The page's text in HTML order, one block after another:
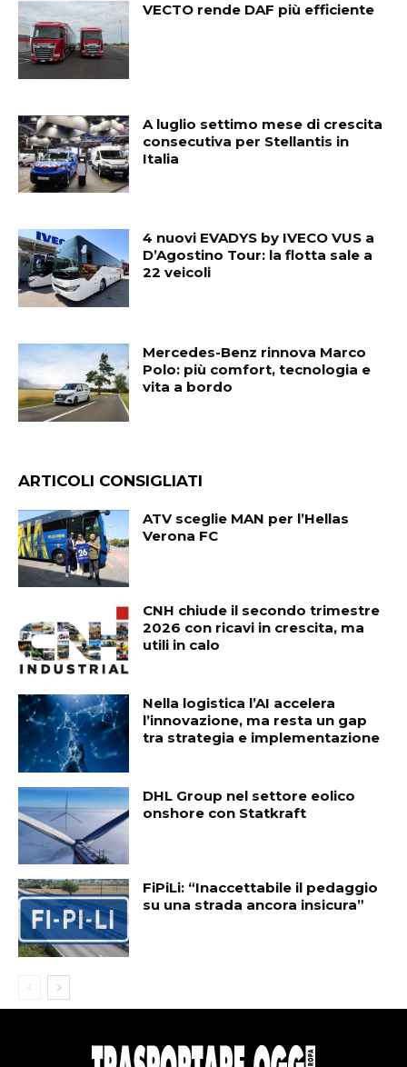
VECTO rende DAF più efficiente
A luglio settimo mese di crescita
consecutiva per Stellantis in
Italia
4 nuovi EVADYS by IVECO VUS a
D’Agostino Tour: la flotta sale a
22 veicoli
Mercedes-Benz rinnova Marco
Polo: più comfort, tecnologia e
vita a bordo
ARTICOLI CONSIGLIATI
ATV sceglie MAN per l’Hellas
Verona FC
CNH chiude il secondo trimestre
2026 con ricavi in crescita, ma
utili in calo
Nella logistica l’AI accelera
l’innovazione, ma resta un gap
tra strategia e implementazione
DHL Group nel settore eolico
onshore con Statkraft
FiPiLi: “Inaccettabile il pedaggio
su una strada ancora insicura”